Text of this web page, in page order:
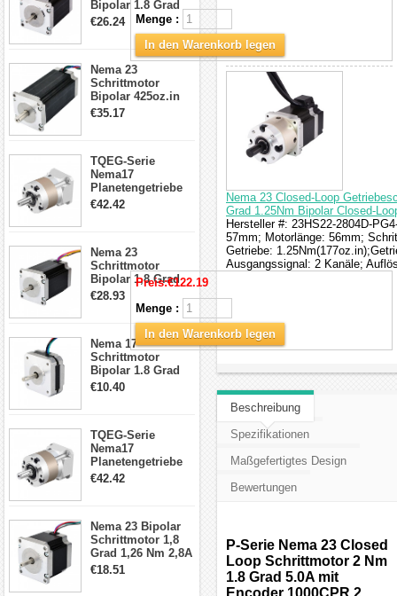
Bipolar 1.8 Grad
1.9Nm 3A 3.36V 4
Drähte CNC
Schrittmotor DIY
CNC Fräse
€26.24
Nema 23
Schrittmotor
Bipolar 425oz.in
4.2A 57x57x114mm
€35.17
TQEG-Serie
Nema17
Planetengetriebe
5:1 Spiel 15Arc-
€42.42
Nema 23
Schrittmotor
Bipolar 1,8 Grad
2,83Nm 4 A 2,26V
CNC Hybrid-
Schrittmotor mit 8
Anschlüssen
€28.93
Nema 17
Schrittmotor
Bipolar 1.8 Grad
8.7Ncm 1A 3.5V 4
€10.40
TQEG-Serie
Nema17
Planetengetriebe
10:1 Spiel 15Arc-
€42.42
Nema 23 Bipolar
Schrittmotor 1,8
Grad 1,26 Nm 2,8A
2,5V 4 Drähte
€18.51
Menge :
In den Warenkorb legen
Nema 23 Closed-Loop
Grad 1.25Nm Bipolar Closed-
Hersteller #: 23HS22-2804D-
57mm; Motorlänge: 56mm;
Getriebe:
Ausgangssignal: 2 Kanäle;
Preis:€122.19
Menge :
In den Warenkorb legen
Beschreibung
Spezifikationen
Maßgefertigtes Design
Bewertungen
P-Serie Nema 23 Closed
Loop Schrittmotor 2 Nm
1.8 Grad 5.0A mit
Encoder 1000CPR 2